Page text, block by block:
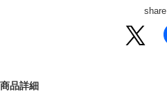
share
商品詳細